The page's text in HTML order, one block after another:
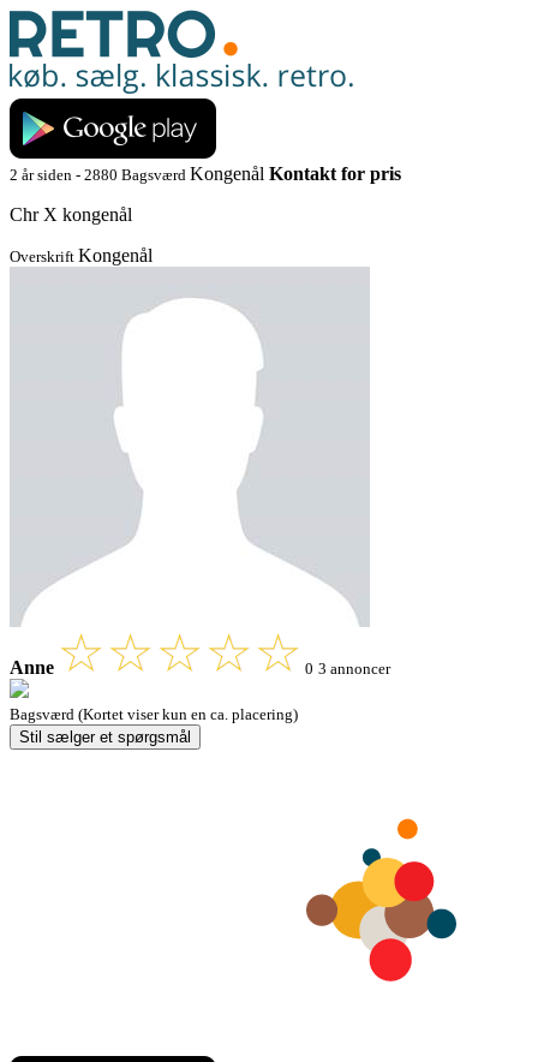
2 år siden - 2880 Bagsværd Kongenål Kontakt for pris
Chr X kongenål
Overskrift Kongenål
Anne 0 3 annoncer
Bagsværd (Kortet viser kun en ca. placering)
Stil sælger et spørgsmål